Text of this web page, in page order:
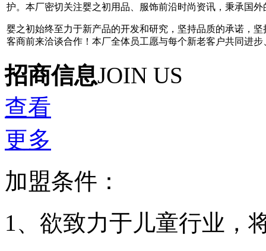
护。本厂密切关注婴之初用品、服饰前沿时尚资讯，秉承国
婴之初始终至力于新产品的开发和研究，坚持品质的承诺，
客商前来洽谈合作！本厂全体员工愿与每个新老客户共同进
招商信息JOIN US
查看
更多
加盟条件：
1、欲致力于儿童行业，